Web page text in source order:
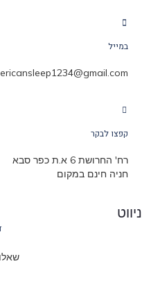
במייל
קפצו לבקר
רח' החרושת 6 א.ת כפר סבא
חניה חינם במקום